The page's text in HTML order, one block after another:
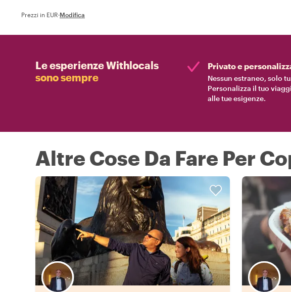
Prezzi in EUR·Modifica
Le esperienze Withlocals
sono sempre
Privato e
Nessun estraneo, solo
Personalizza il tuo
alle tue esigenze.
Altre Cose Da Fare Per
Scegli il tuo local preferito